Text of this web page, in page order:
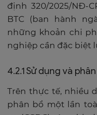
định 320/2025/NĐ-
BTC (ban hành
những khoản chi
nghiệp cần đặc biệt
4.2.1 Sử dụng và
Trên thực tế, nhiều
phân bổ một lần